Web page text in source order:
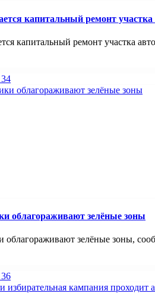
капитальный ремонт участка
капитальный ремонт участка
34
облагораживают зелёные зоны
зелёные зоны,
36